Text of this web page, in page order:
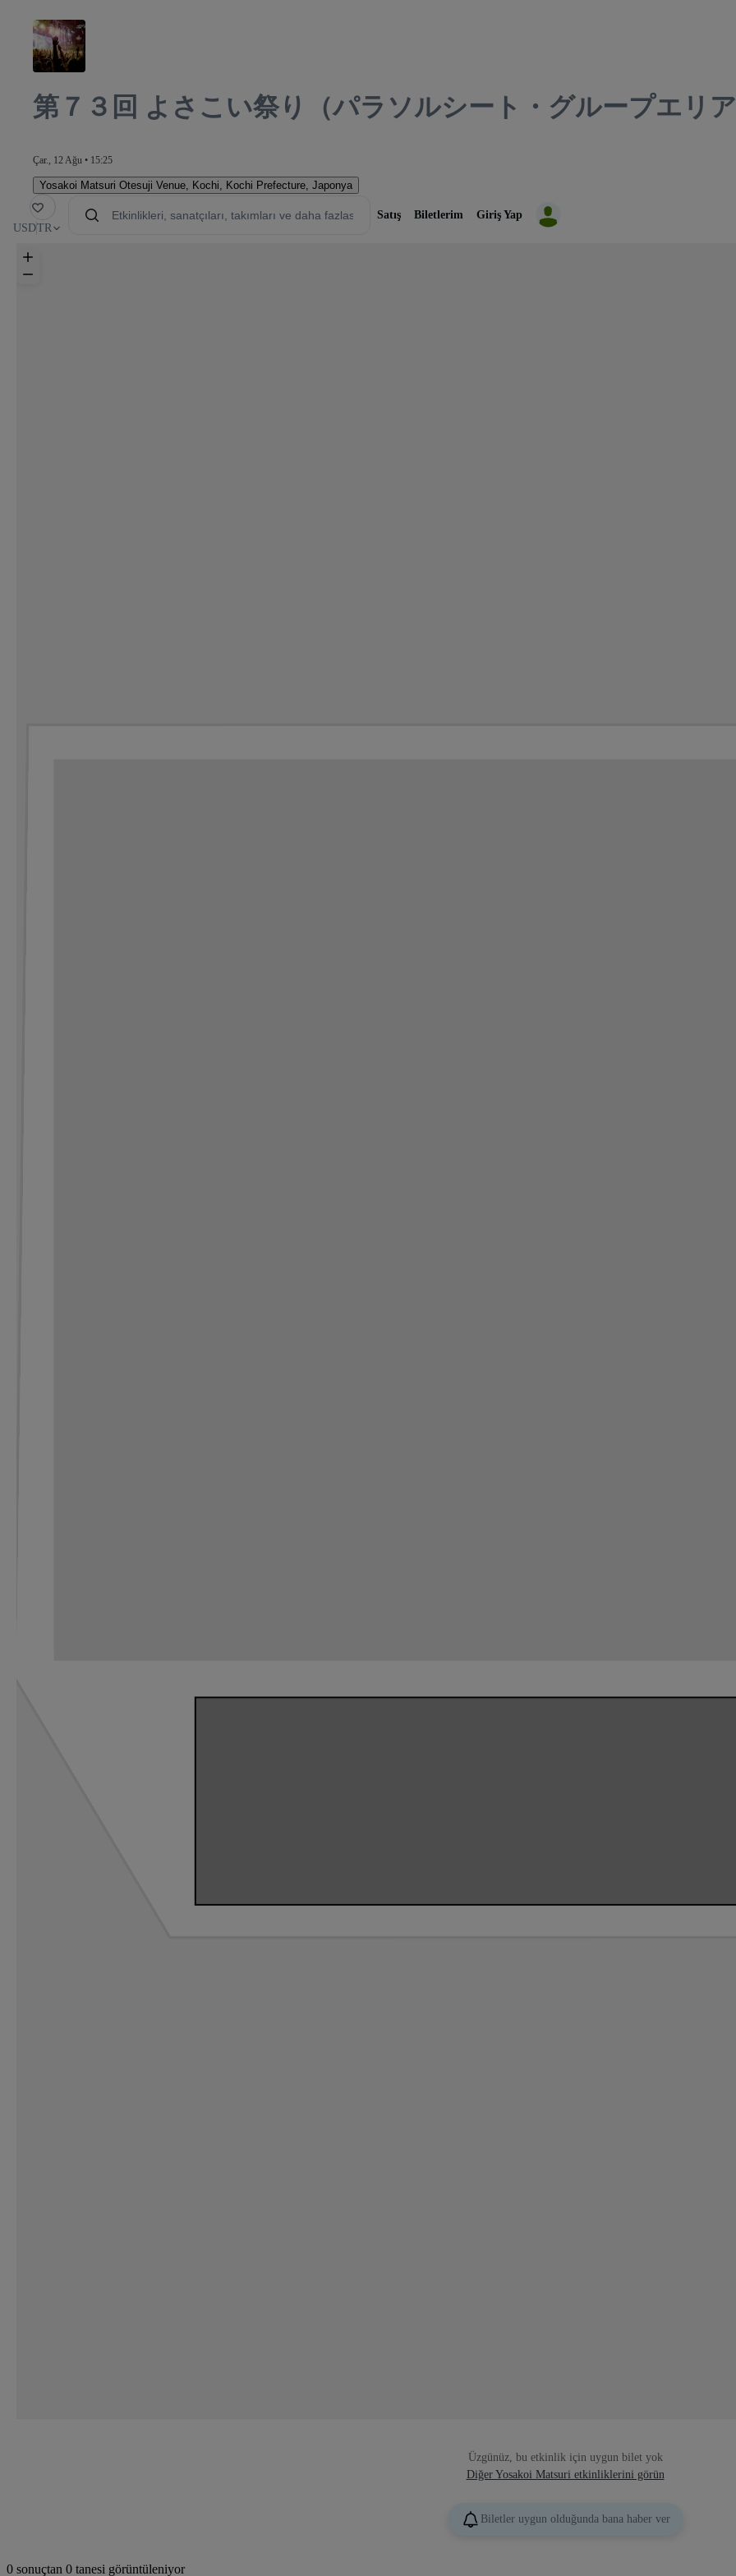
第７３回 よさこい祭り（パラソルシート・グループエリ
Çar., 12 Ağu • 15:25
Yosakoi Matsuri Otesuji Venue Kochi, Kochi Prefecture, Japonya
USDTR
Satış Biletlerim Giriş Yap
Üzgünüz, bu etkinlik için uygun bilet yok
Diğer Yosakoi Matsuri etkinliklerini görün
Biletler uygun olduğunda bana haber ver
0 sonuçtan 0 tanesi görüntüleniyor